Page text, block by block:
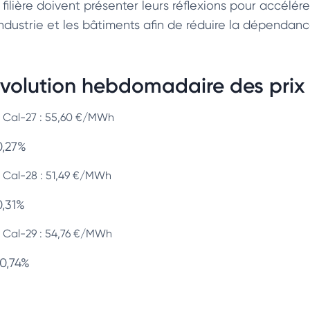
filière doivent présenter leurs réflexions pour
et les bâtiments afin de réduire la
hebdomadaire des
Cal-27 : 55,60 €/MWh
Cal-28 : 51,49 €/MWh
Cal-29 : 54,76 €/MWh